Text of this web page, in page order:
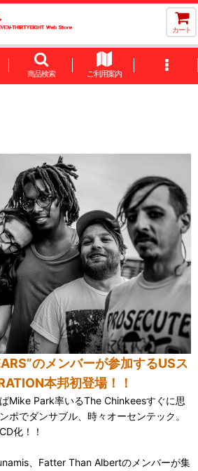
カート
商品検索 ご利用案内
のメンバーが参加するUSス
本邦初登場！！
Mike Park率いるThe Chinkeesすぐに思
ポでダンサブル、時々オーセンテック。
化！！
、Fatter Than Albertのメンバーが集